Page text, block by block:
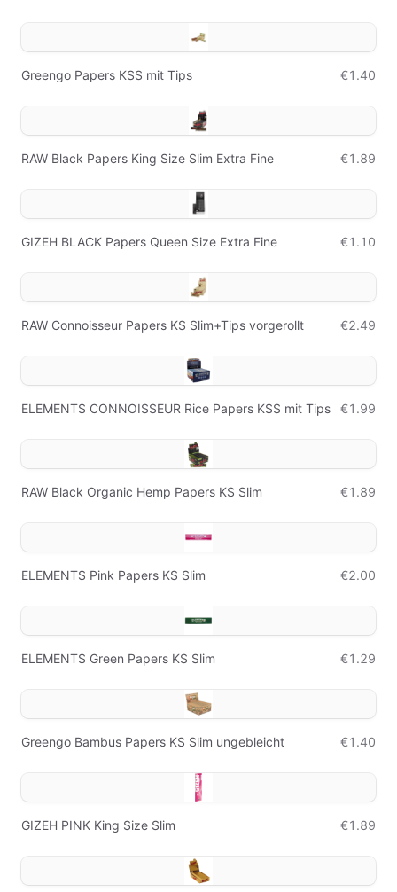
Greengo Papers KSS mit Tips €1.40
RAW Black Papers King Size Slim Extra Fine €1.89
GIZEH BLACK Papers Queen Size Extra Fine €1.10
RAW Connoisseur Papers KS Slim+Tips vorgerollt €2.49
ELEMENTS CONNOISSEUR Rice Papers KSS mit Tips €1.99
RAW Black Organic Hemp Papers KS Slim €1.89
ELEMENTS Pink Papers KS Slim €2.00
ELEMENTS Green Papers KS Slim €1.29
Greengo Bambus Papers KS Slim ungebleicht €1.40
GIZEH PINK King Size Slim €1.89